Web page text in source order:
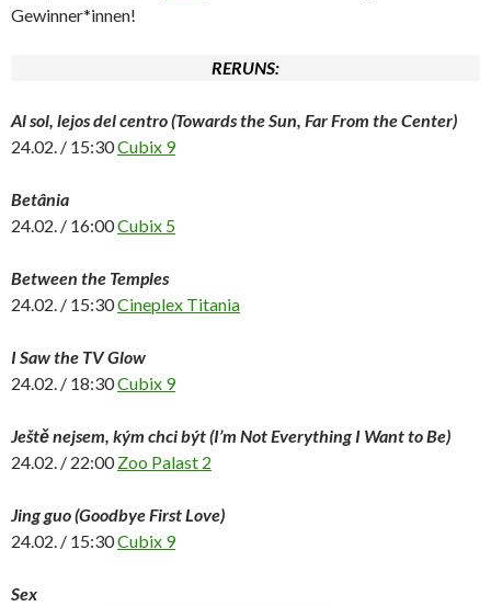
Gewinner*innen!
RERUNS:
Al sol, lejos del centro (Towards the Sun, Far From the Center)
24.02. / 15:30Cubix 9
Betânia
24.02. / 16:00Cubix 5
Between the Temples
24.02. / 15:30Cineplex Titania
I Saw the TV Glow
24.02. / 18:30Cubix 9
Ještě nejsem, kým chci být (I’m Not Everything I Want to Be)
24.02. / 22:00Zoo Palast 2
Jing guo (Goodbye First Love)
24.02. / 15:30Cubix 9
Sex